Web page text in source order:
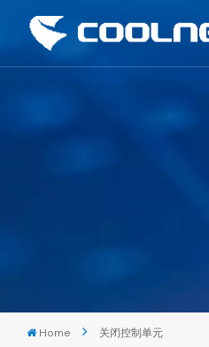
Home 关闭控制单元